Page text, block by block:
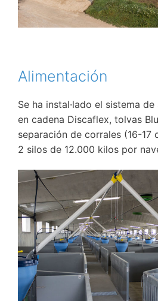
Alimentación
Se ha instal·lado el sistema
en cadena Discaflex, tolvas
separación de corrales (16-
2 silos de 12.000 kilos por